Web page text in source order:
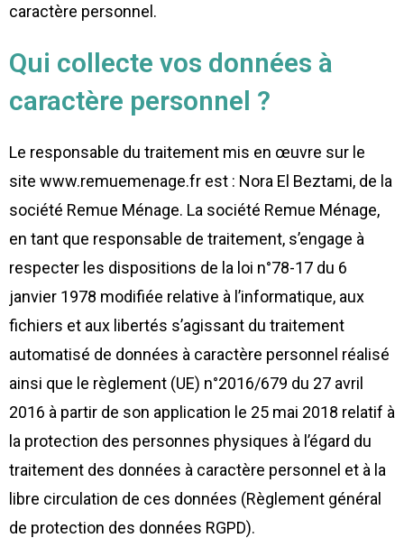
caractère personnel.
Qui collecte vos données à
caractère personnel ?
Le responsable du traitement mis en œuvre sur le
site www.remuemenage.fr est : Nora El Beztami, de la
société Remue Ménage. La société Remue Ménage,
en tant que responsable de traitement, s’engage à
respecter les dispositions de la loi n°78-17 du 6
janvier 1978 modifiée relative à l’informatique, aux
fichiers et aux libertés s’agissant du traitement
automatisé de données à caractère personnel réalisé
ainsi que le règlement (UE) n°2016/679 du 27 avril
2016 à partir de son application le 25 mai 2018 relatif à
la protection des personnes physiques à l’égard du
traitement des données à caractère personnel et à la
libre circulation de ces données (Règlement général
de protection des données RGPD).